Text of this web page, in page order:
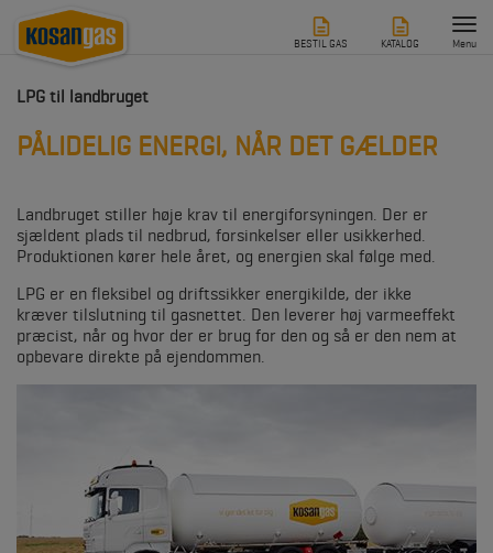
Menu
KATALOG
BESTIL GAS
LPG til landbruget
PÅLIDELIG ENERGI, NÅR DET GÆLDER
Landbruget stiller høje krav til energiforsyningen. Der er
sjældent plads til nedbrud, forsinkelser eller usikkerhed.
Produktionen kører hele året, og energien skal følge med.
LPG er en fleksibel og driftssikker energikilde, der ikke
kræver tilslutning til gasnettet. Den leverer høj varmeeffekt
præcist, når og hvor der er brug for den og så er den nem at
opbevare direkte på ejendommen.